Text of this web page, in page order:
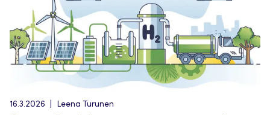
16.3.2026 Leena Turunen